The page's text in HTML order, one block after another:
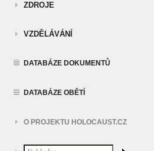
ZDROJE
VZDĚLÁVÁNÍ
DATABÁZE DOKUMENTŮ
DATABÁZE OBĚTÍ
O PROJEKTU HOLOCAUST.CZ